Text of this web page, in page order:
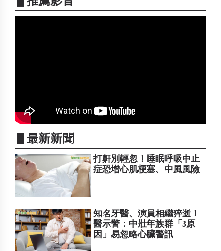
▋最新新聞
打鼾別輕忽！睡眠呼吸中止
症恐增心肌梗塞、中風風險
知名牙醫、演員相繼猝逝！
醫示警：中壯年族群「3原
因」易忽略心臟警訊